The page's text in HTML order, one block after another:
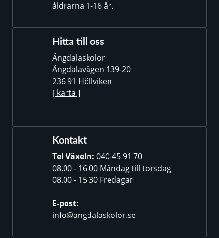
åldrarna 1-16 år.
Hitta till oss
Ängdalaskolor
Ängdalavägen 139-20
236 91 Höllviken
[ karta ]
Kontakt
Tel Växeln: 040-45 91 70
08.00 - 16.00 Måndag till torsdag
08.00 - 15.30 Fredagar
E-post:
info@angdalaskolor.se